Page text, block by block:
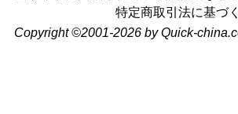
特定商取引法に基づ
Copyright ©2001-2026 by Quick-